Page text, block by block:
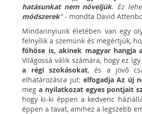
hatásunkat nem növeljük. Ez
módszerek"- mondta David
Mindannyiunk életében van egy
felnyílik a szemünk és megértjük,
főhőse is, akinek magyar hangja
Világossá válik számára, hogy ez
a régi szokásokat, és a jövő
elhatározásra jut: elfogadja Az új
mega nyilatkozat egyes pontjait
hogy ki-ki éppen a kedvenc
éppen a tavat, amihez a legszebb